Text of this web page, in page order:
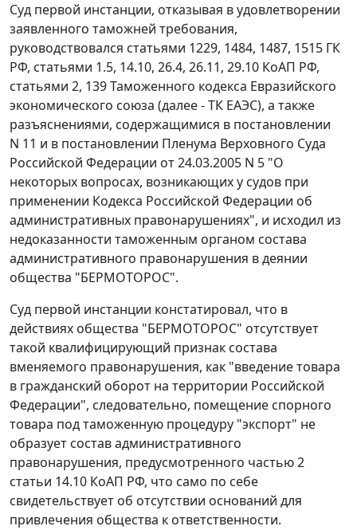
Суд первой инстанции, отказывая в удовлетворении
заявленного таможней требования,
руководствовался статьями 1229, 1484, 1487, 1515 ГК
РФ, статьями 1.5, 14.10, 26.4, 26.11, 29.10 КоАП РФ,
статьями 2, 139 Таможенного кодекса Евразийского
экономического союза (далее - ТК ЕАЭС), а также
разъяснениями, содержащимися в постановлении
N 11 и в постановлении Пленума Верховного Суда
Российской Федерации от 24.03.2005 N 5 "О
некоторых вопросах, возникающих у судов при
применении Кодекса Российской Федерации об
административных правонарушениях", и исходил из
недоказанности таможенным органом состава
административного правонарушения в деянии
общества "БЕРМОТОРОС".
Суд первой инстанции констатировал, что в
действиях общества "БЕРМОТОРОС" отсутствует
такой квалифицирующий признак состава
вменяемого правонарушения, как "введение товара
в гражданский оборот на территории Российской
Федерации", следовательно, помещение спорного
товара под таможенную процедуру "экспорт" не
образует состав административного
правонарушения, предусмотренного частью 2
статьи 14.10 КоАП РФ, что само по себе
свидетельствует об отсутствии оснований для
привлечения общества к ответственности.